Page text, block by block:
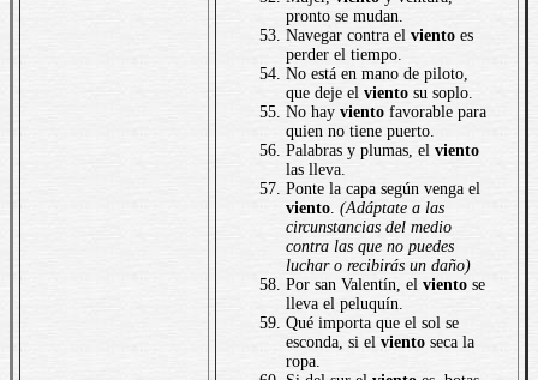
pronto se mudan.
Navegar contra el viento es
perder el tiempo.
No está en mano de piloto,
que deje el viento su soplo.
No hay viento favorable para
quien no tiene puerto.
Palabras y plumas, el viento
las lleva.
Ponte la capa según venga el
viento. (Adáptate a las
circunstancias del medio
contra las que no puedes
luchar o recibirás un daño)
Por san Valentín, el viento se
lleva el peluquín.
Qué importa que el sol se
esconda, si el viento seca la
ropa.